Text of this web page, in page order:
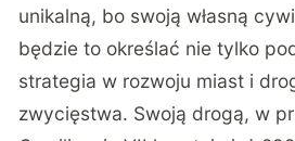
unikalną, bo swoją własną
będzie to określać nie tylko
strategia w rozwoju miast i
zwycięstwa. Swoją drogą, w